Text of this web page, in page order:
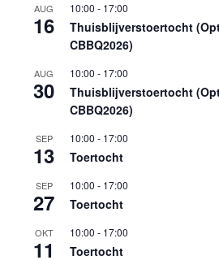
AUG
16
10:00 - 17:00
Thuisblijverstoertocht
CBBQ2026)
AUG
30
10:00 - 17:00
Thuisblijverstoertocht
CBBQ2026)
SEP
13
10:00 - 17:00
Toertocht
SEP
27
10:00 - 17:00
Toertocht
OKT
11
10:00 - 17:00
Toertocht